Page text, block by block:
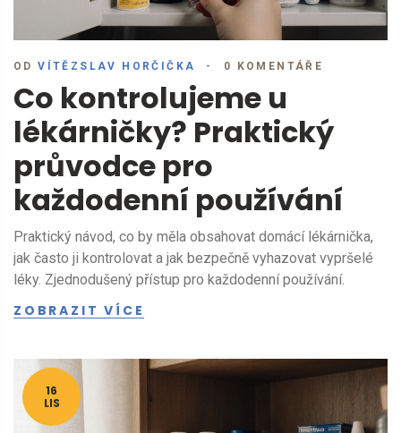
ODVÍTĚZSLAV HORČIČKA 0 KOMENTÁŘE
Co kontrolujeme u
lékárničky? Praktický
průvodce pro
každodenní používání
Praktický návod, co by měla obsahovat domácí lékárnička,
jak často ji kontrolovat a jak bezpečně vyhazovat vypršelé
léky. Zjednodušený přístup pro každodenní používání.
ZOBRAZIT VÍCE
16
LIS